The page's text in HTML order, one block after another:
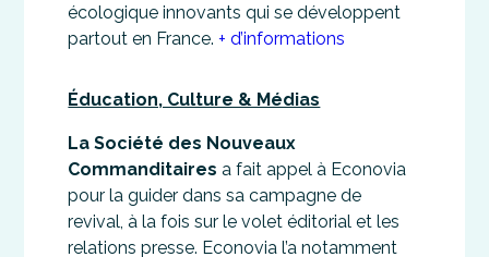
écologique innovants qui se développent
partout en France.+ d’informations
Éducation, Culture & Médias
La Société des Nouveaux
Commanditaires a fait appel à Econovia
pour la guider dans sa campagne de
revival, à la fois sur le volet éditorial et les
relations presse. Econovia l’a notamment